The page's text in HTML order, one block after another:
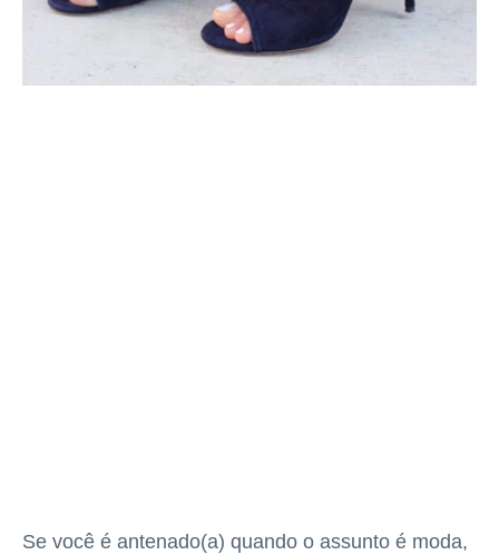
Se você é antenado(a) quando o assunto é moda,